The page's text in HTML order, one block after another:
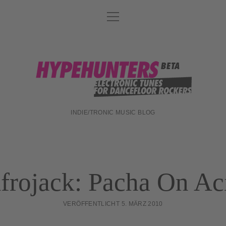
DATENSCHUTZ
ABOUT
IMPRESSUM
Menü
öffnen
hypehunters
INDIE/TRONIC MUSIC BLOG
Pacha On
VERÖFFENTLICHT 5. MÄRZ 2010